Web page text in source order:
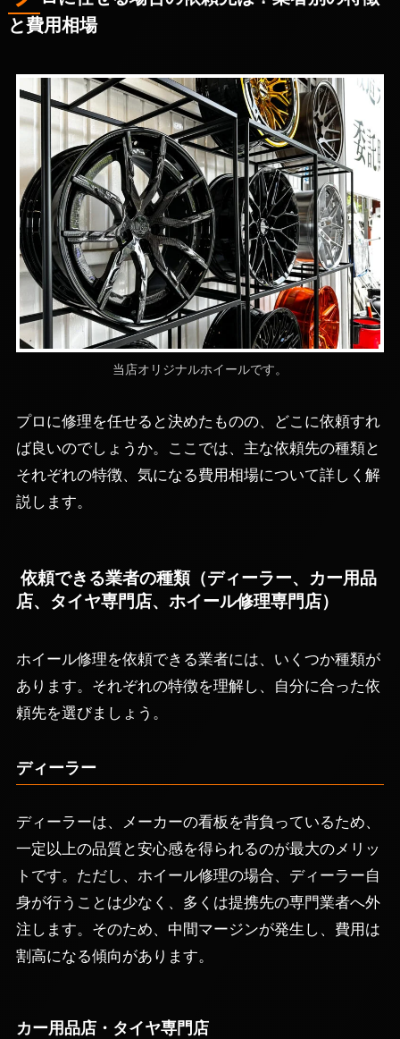
と費用相場
当店オリジナルホイールです。
プロに修理を任せると決めたものの、どこに依頼すれ
ば良いのでしょうか。ここでは、主な依頼先の種類と
それぞれの特徴、気になる費用相場について詳しく解
説します。
依頼できる業者の種類（ディーラー、カー用品
店、タイヤ専門店、ホイール修理専門店）
ホイール修理を依頼できる業者には、いくつか種類が
あります。それぞれの特徴を理解し、自分に合った依
頼先を選びましょう。
ディーラー
ディーラーは、メーカーの看板を背負っているため、
一定以上の品質と安心感を得られるのが最大のメリッ
トです。ただし、ホイール修理の場合、ディーラー自
身が行うことは少なく、多くは提携先の専門業者へ外
注します。そのため、中間マージンが発生し、費用は
割高になる傾向があります。
カー用品店・タイヤ専門店